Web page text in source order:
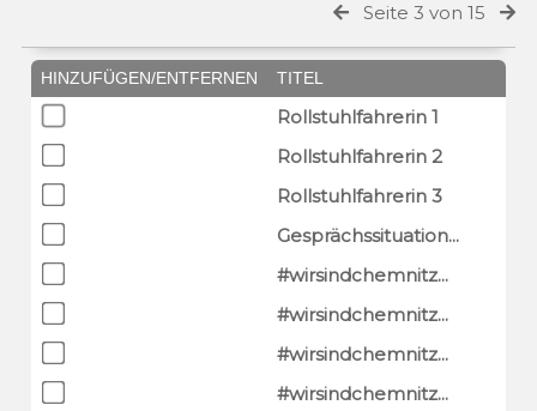
Seite 3 von 15
HINZUFÜGEN/ENTFERNEN TITEL
Rollstuhlfahrerin 1
Rollstuhlfahrerin 2
Rollstuhlfahrerin 3
Gesprächssituation...
#wirsindchemnitz...
#wirsindchemnitz...
#wirsindchemnitz...
#wirsindchemnitz...